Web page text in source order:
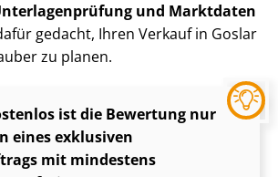
und Marktdaten
gedacht, Ihren Verkauf in Goslar
zu planen.
ist die Bewertung nur
eines exklusiven
mit mindestens